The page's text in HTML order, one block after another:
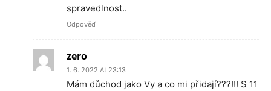
spravedlnost..
Odpověď
zero
1. 6. 2022 At 23:13
Mám důchod jako Vy a co mi přidají???!!! S 11